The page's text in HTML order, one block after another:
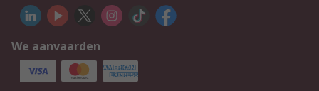
We aanvaarden